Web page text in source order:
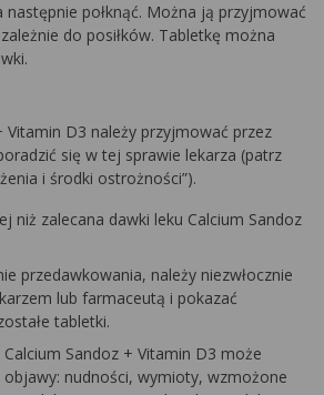
następnie połknąć. Można ją przyjmować
do posiłków. Tabletkę można
Vitamin D3 należy przyjmować przez
się w tej sprawie lekarza (patrz
i środki ostrożności”).
niż zalecana dawki leku Calcium Sandoz
przedawkowania, należy niezwłocznie
lub farmaceutą i pokazać
tabletki.
Sandoz + Vitamin D3 może
objawy: nudności, wymioty, wzmożone